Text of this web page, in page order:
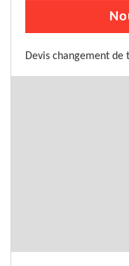
Devis changement de